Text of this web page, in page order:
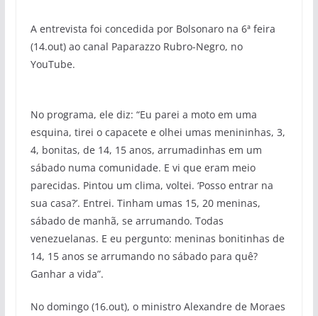
A entrevista foi concedida por Bolsonaro na 6ª feira
(14.out) ao canal Paparazzo Rubro-Negro, no
YouTube.
No programa, ele diz: “Eu parei a moto em uma
esquina, tirei o capacete e olhei umas menininhas, 3,
4, bonitas, de 14, 15 anos, arrumadinhas em um
sábado numa comunidade. E vi que eram meio
parecidas. Pintou um clima, voltei. ‘Posso entrar na
sua casa?’. Entrei. Tinham umas 15, 20 meninas,
sábado de manhã, se arrumando. Todas
venezuelanas. E eu pergunto: meninas bonitinhas de
14, 15 anos se arrumando no sábado para quê?
Ganhar a vida”.
No domingo (16.out), o ministro Alexandre de Moraes